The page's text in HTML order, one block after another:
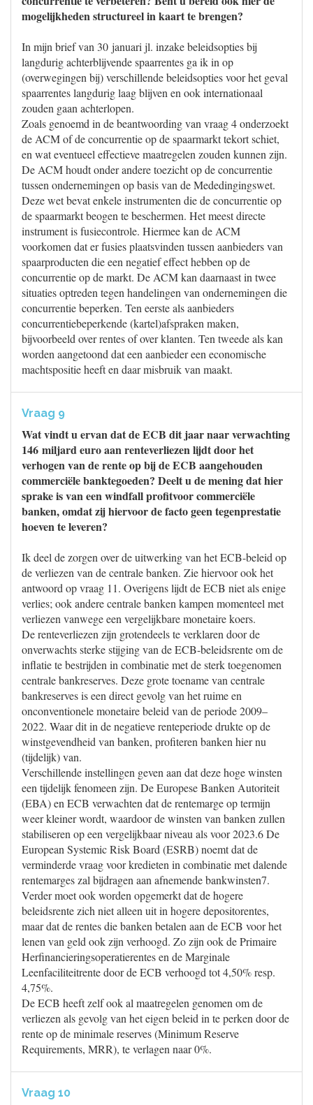
mogelijkheden structureel in kaart te brengen?
In mijn brief van 30 januari jl. inzake beleidsopties bij
langdurig achterblijvende spaarrentes ga ik in op
(overwegingen bij) verschillende beleidsopties voor het geval
spaarrentes langdurig laag blijven en ook internationaal
zouden gaan achterlopen.
Zoals genoemd in de beantwoording van vraag 4 onderzoekt
de ACM of de concurrentie op de spaarmarkt tekort schiet,
en wat eventueel effectieve maatregelen zouden kunnen zijn.
De ACM houdt onder andere toezicht op de concurrentie
tussen ondernemingen op basis van de Mededingingswet.
Deze wet bevat enkele instrumenten die de concurrentie op
de spaarmarkt beogen te beschermen. Het meest directe
instrument is fusiecontrole. Hiermee kan de ACM
voorkomen dat er fusies plaatsvinden tussen aanbieders van
spaarproducten die een negatief effect hebben op de
concurrentie op de markt. De ACM kan daarnaast in twee
situaties optreden tegen handelingen van ondernemingen die
concurrentie beperken. Ten eerste als aanbieders
concurrentiebeperkende (kartel)afspraken maken,
bijvoorbeeld over rentes of over klanten. Ten tweede als kan
worden aangetoond dat een aanbieder een economische
machtspositie heeft en daar misbruik van maakt.
Vraag 9
Wat vindt u ervan dat de ECB dit jaar naar verwachting
146 miljard euro aan renteverliezen lijdt door het
verhogen van de rente op bij de ECB aangehouden
commerciële banktegoeden? Deelt u de mening dat hier
sprake is van een windfall profitvoor commerciële
banken, omdat zij hiervoor de facto geen tegenprestatie
hoeven te leveren?
Ik deel de zorgen over de uitwerking van het ECB-beleid op
de verliezen van de centrale banken. Zie hiervoor ook het
antwoord op vraag 11. Overigens lijdt de ECB niet als enige
verlies; ook andere centrale banken kampen momenteel met
verliezen vanwege een vergelijkbare monetaire koers.
De renteverliezen zijn grotendeels te verklaren door de
onverwachts sterke stijging van de ECB-beleidsrente om de
inflatie te bestrijden in combinatie met de sterk toegenomen
centrale bankreserves. Deze grote toename van centrale
bankreserves is een direct gevolg van het ruime en
onconventionele monetaire beleid van de periode 2009–
2022. Waar dit in de negatieve renteperiode drukte op de
winstgevendheid van banken, profiteren banken hier nu
(tijdelijk) van.
Verschillende instellingen geven aan dat deze hoge winsten
een tijdelijk fenomeen zijn. De Europese Banken Autoriteit
(EBA) en ECB verwachten dat de rentemarge op termijn
weer kleiner wordt, waardoor de winsten van banken zullen
stabiliseren op een vergelijkbaar niveau als voor 2023.6 De
European Systemic Risk Board (ESRB) noemt dat de
verminderde vraag voor kredieten in combinatie met dalende
rentemarges zal bijdragen aan afnemende bankwinsten7.
Verder moet ook worden opgemerkt dat de hogere
beleidsrente zich niet alleen uit in hogere depositorentes,
maar dat de rentes die banken betalen aan de ECB voor het
lenen van geld ook zijn verhoogd. Zo zijn ook de Primaire
Herfinancieringsoperatierentes en de Marginale
Leenfaciliteitrente door de ECB verhoogd tot 4,50% resp.
4,75%.
De ECB heeft zelf ook al maatregelen genomen om de
verliezen als gevolg van het eigen beleid in te perken door de
rente op de minimale reserves (Minimum Reserve
Requirements, MRR), te verlagen naar 0%.
Vraag 10